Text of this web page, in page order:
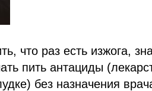
что раз есть изжога,
пить антациды
без назначения